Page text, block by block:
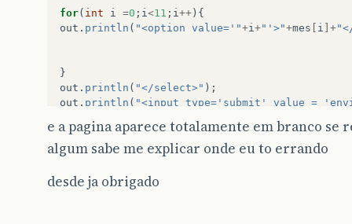
for( int i =0 ; i <11 ; i ++){
out . println ( "<option value='"+i +"'>"+mes [ i ]+
}
out . println ( "</select>" );
out . println ( "<input type='submit' value =
e a pagina aparece totalamente em branco se
algum sabe me explicar onde eu to errando
desde ja obrigado